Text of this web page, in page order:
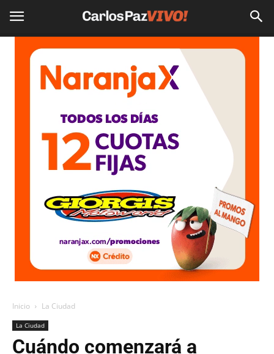
Inicio La Ciudad
La Ciudad
Cuándo comenzará a